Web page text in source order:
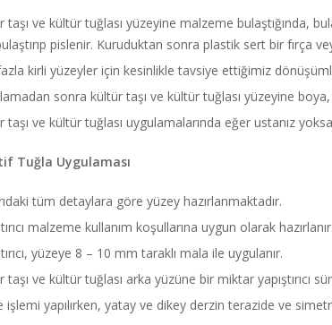
taşı ve kültür tuğlası yüzeyine malzeme bulaştığında,
pislenir. Kuruduktan sonra plastik sert bir fırça
kirli yüzeyler için kesinlikle tavsiye ettiğimiz
sonra kültür taşı ve kültür tuğlası yüzeyine
taşı ve kültür tuğlası uygulamalarında eğer ustanız
Tuğla Uygulaması
tüm detaylara göre yüzey hazırlanmaktadır.
malzeme kullanım koşullarına uygun olarak hazırlanır.
yüzeye 8 – 10 mm taraklı mala ile uygulanır.
taşı ve kültür tuğlası arka yüzüne bir miktar yapıştırıcı
işlemi yapılırken, yatay ve dikey derzin terazide ve